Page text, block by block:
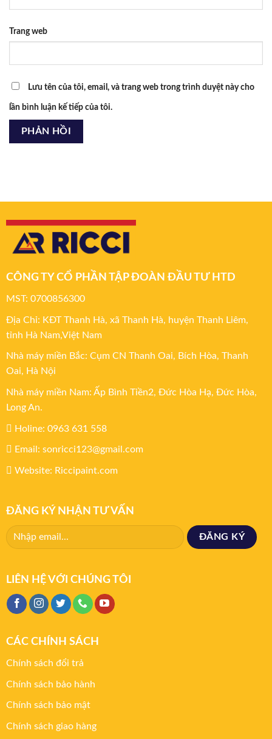
Trang web
Lưu tên của tôi, email, và trang web trong trình duyệt này cho
lần bình luận kế tiếp của tôi.
CÔNG TY CỔ PHẦN TẬP ĐOÀN ĐẦU TƯ HTD
MST: 0700856300
Địa Chỉ: KĐT Thanh Hà, xã Thanh Hà, huyện Thanh Liêm,
tỉnh Hà Nam,Việt Nam
Nhà máy miền Bắc: Cụm CN Thanh Oai, Bích Hòa, Thanh
Oai, Hà Nội
Nhà máy miền Nam: Ấp Bình Tiền2, Đức Hòa Hạ, Đức Hòa,
Long An.
Holine: 0963 631 558
Email: sonricci123@gmail.com
Website: Riccipaint.com
ĐĂNG KÝ NHẬN TƯ VẤN
LIÊN HỆ VỚI CHÚNG TÔI
CÁC CHÍNH SÁCH
Chính sách đổi trả
Chính sách bảo hành
Chính sách bảo mật
Chính sách giao hàng